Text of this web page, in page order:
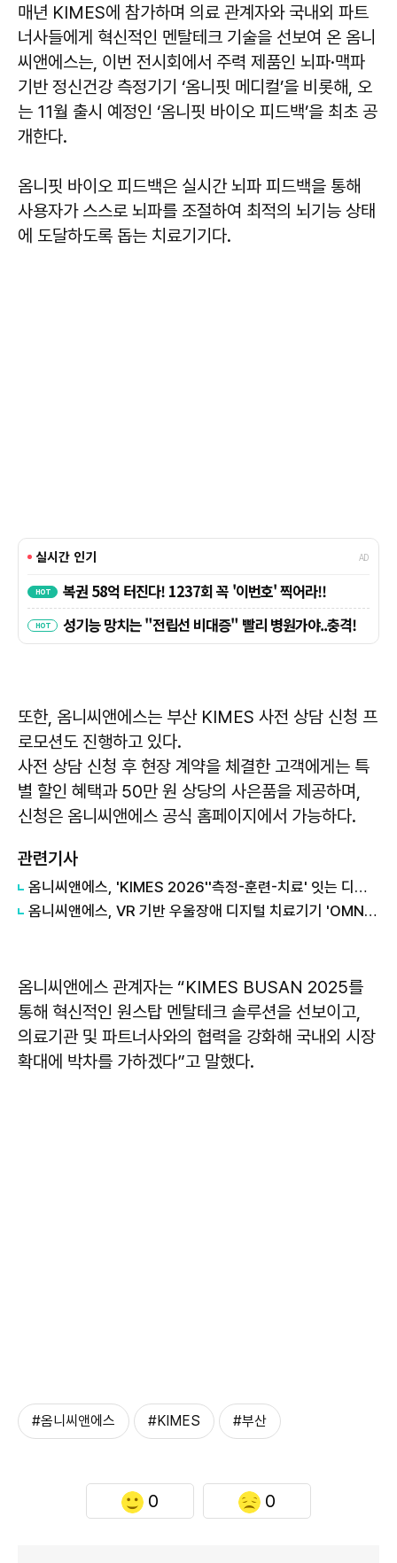
매년 KIMES에 참가하며 의료 관계자와 국내외 파트
너사들에게 혁신적인 멘탈테크 기술을 선보여 온 옴니
씨앤에스는, 이번 전시회에서 주력 제품인 뇌파·맥파
기반 정신건강 측정기기 ‘옴니핏 메디컬’을 비롯해, 오
는 11월 출시 예정인 ‘옴니핏 바이오 피드백’을 최초 공
개한다.
옴니핏 바이오 피드백은 실시간 뇌파 피드백을 통해
사용자가 스스로 뇌파를 조절하여 최적의 뇌기능 상태
에 도달하도록 돕는 치료기기다.
또한, 옴니씨앤에스는 부산 KIMES 사전 상담 신청 프
로모션도 진행하고 있다.
사전 상담 신청 후 현장 계약을 체결한 고객에게는 특
별 할인 혜택과 50만 원 상당의 사은품을 제공하며,
신청은 옴니씨앤에스 공식 홈페이지에서 가능하다.
관련기사
옴니씨앤에스, 'KIMES 2026''측정-훈련-치료' 잇는 디지털 헬스케어 기술력 선보여
옴니씨앤에스, VR 기반 우울장애 디지털 치료기기 'OMNIFIT DTx MDD' 식약처 품목허가 신청
옴니씨앤에스 관계자는 “KIMES BUSAN 2025를
통해 혁신적인 원스탑 멘탈테크 솔루션을 선보이고,
의료기관 및 파트너사와의 협력을 강화해 국내외 시장
확대에 박차를 가하겠다”고 말했다.
#옴니씨앤에스 #KIMES #부산
0 0